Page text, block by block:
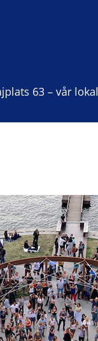
63 – vår lokal